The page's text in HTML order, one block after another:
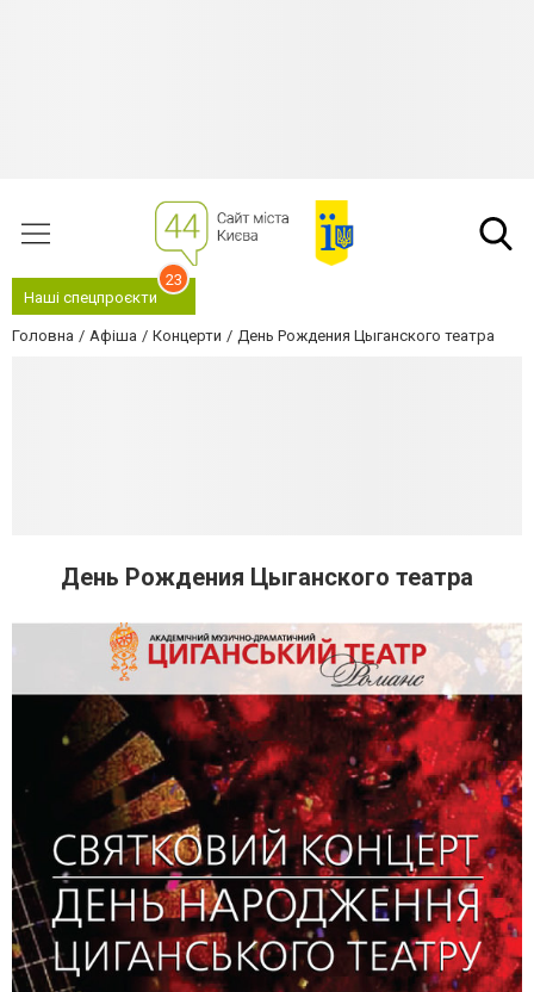
Наші спецпроєкти
23
Головна Афіша Концерти День Рождения Цыганского театра
День Рождения Цыганского театра